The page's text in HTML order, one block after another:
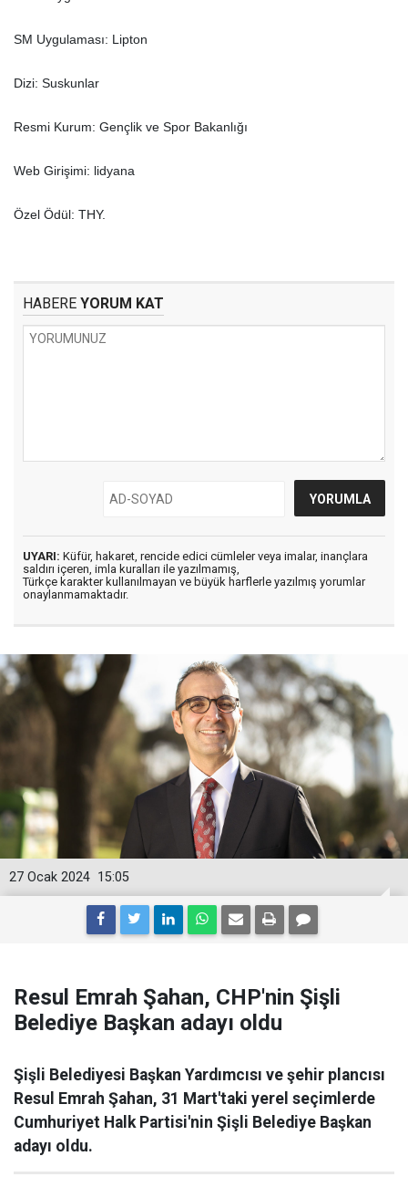
SM Uygulaması: Lipton
Dizi: Suskunlar
Resmi Kurum: Gençlik ve Spor Bakanlığı
Web Girişimi: lidyana
Özel Ödül: THY.
HABERE YORUM KAT
UYARI: Küfür, hakaret, rencide edici cümleler veya imalar, inançlara
saldırı içeren, imla kuralları ile yazılmamış,
Türkçe karakter kullanılmayan ve büyük harflerle yazılmış yorumlar
onaylanmamaktadır.
15:05
27 Ocak 2024
Resul Emrah Şahan, CHP'nin Şişli
Belediye Başkan adayı oldu
Şişli Belediyesi Başkan Yardımcısı ve şehir plancısı
Resul Emrah Şahan, 31 Mart'taki yerel seçimlerde
Cumhuriyet Halk Partisi'nin Şişli Belediye Başkan
adayı oldu.